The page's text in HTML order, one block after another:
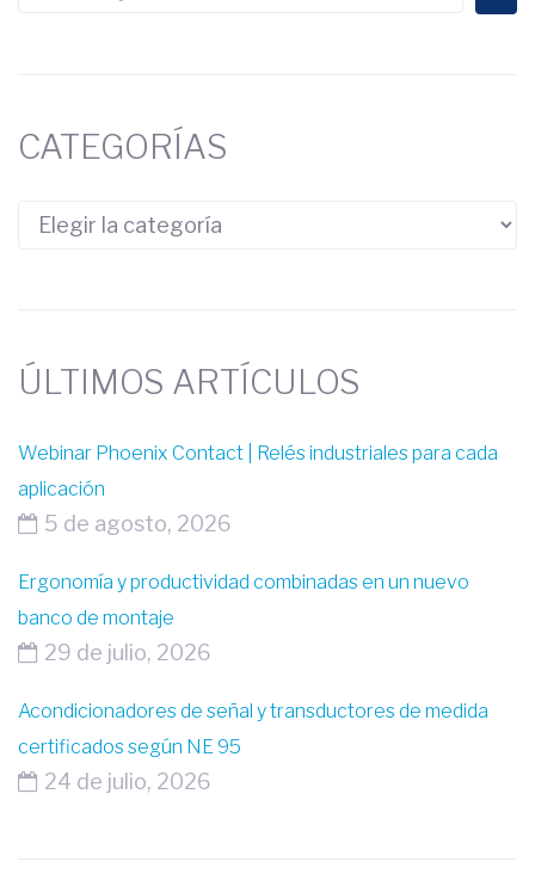
CATEGORÍAS
ÚLTIMOS ARTÍCULOS
Webinar Phoenix Contact | Relés industriales para cada
aplicación
5 de agosto, 2026
Ergonomía y productividad combinadas en un nuevo
banco de montaje
29 de julio, 2026
Acondicionadores de señal y transductores de medida
certificados según NE 95
24 de julio, 2026